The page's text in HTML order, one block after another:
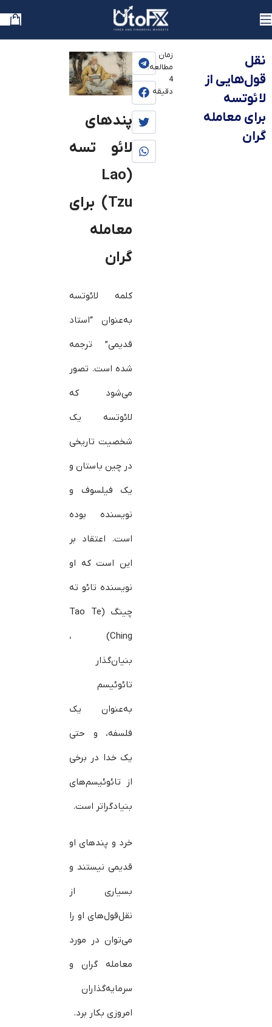
یوتوفارکس آموزش مقدمات بازارهای مالی
نقل
قول‌هایی از
لائوتسه
برای معامله
گران
زمان
مطالعه:
4
دقیقه
پندهای
لائو تسه
(Lao
Tzu) برای
معامله
گران
کلمه لائوتسه
به‌عنوان “استاد
قدیمی” ترجمه
شده است. تصور
می‌شود که
لائوتسه یک
شخصیت تاریخی
در چین باستان و
یک فیلسوف و
نویسنده بوده
است. اعتقاد بر
این است که او
نویسنده تائو ته
چینگ (Tao Te
Ching) ،
بنیان‌گذار
تائوئیسم
به‌عنوان یک
فلسفه، و حتی
یک خدا در برخی
از تائوئیسم‌های
بنیادگراتر است.
خرد و پندهای او
قدیمی نیستند و
بسیاری از
نقل‌قول‌های او را
می‌توان در مورد
معامله گران و
سرمایه‌گذاران
امروزی بکار برد.